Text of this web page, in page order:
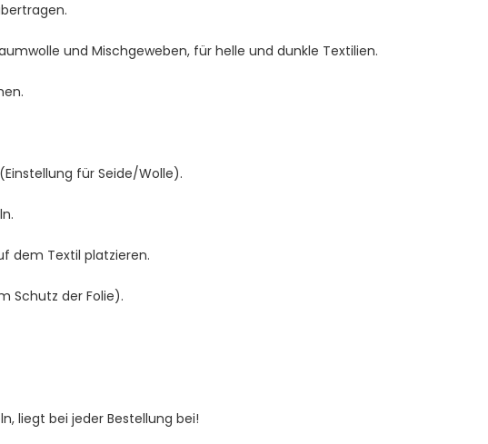
und Mischgeweben, für helle und dunkle Textilien.
für Seide/Wolle).
dem Textil platzieren.
Schutz der Folie).
liegt bei jeder Bestellung bei!